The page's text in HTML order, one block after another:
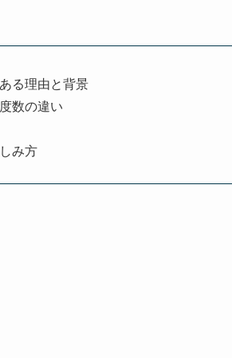
る理由と背景
数の違い
み方